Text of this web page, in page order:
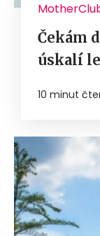
Čekám
úskalí
10 minut